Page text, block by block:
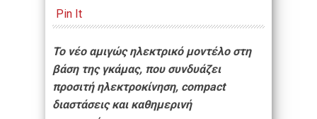
Pin It
Toνέο αμιγώς ηλεκτρικό μοντέλο στη
βάση της γκάμας, που συνδυάζει
προσιτή ηλεκτροκίνηση, compact
διαστάσεις και καθημερινή